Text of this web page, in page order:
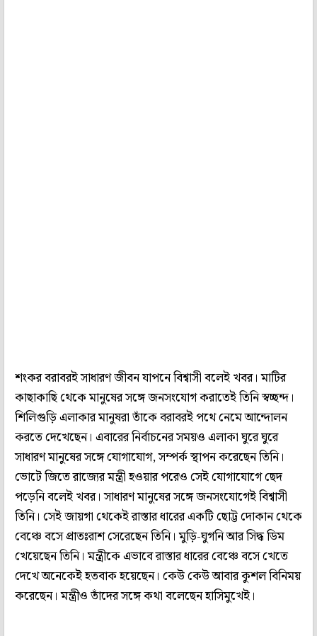
শংকর বরাবরই সাধারণ জীবন যাপনে বিশ্বাসী বলেই খবর। মাটির
কাছাকাছি থেকে মানুষের সঙ্গে জনসংযোগ করাতেই তিনি স্বচ্ছন্দ।
শিলিগুড়ি এলাকার মানুষরা তাঁকে বরাবরই পথে নেমে আন্দোলন
করতে দেখেছেন। এবারের নির্বাচনের সময়ও এলাকা ঘুরে ঘুরে
সাধারণ মানুষের সঙ্গে যোগাযোগ, সম্পর্ক স্থাপন করেছেন তিনি।
ভোটে জিতে রাজ্যের মন্ত্রী হওয়ার পরেও সেই যোগাযোগে ছেদ
পড়েনি বলেই খবর। সাধারণ মানুষের সঙ্গে জনসংযোগেই বিশ্বাসী
তিনি। সেই জায়গা থেকেই রাস্তার ধারের একটি ছোট্ট দোকান থেকে
বেঞ্চে বসে প্রাতঃরাশ সেরেছেন তিনি। মুড়ি-ঘুগনি আর সিদ্ধ ডিম
খেয়েছেন তিনি। মন্ত্রীকে এভাবে রাস্তার ধারের বেঞ্চে বসে খেতে
দেখে অনেকেই হতবাক হয়েছেন। কেউ কেউ আবার কুশল বিনিময়
করেছেন। মন্ত্রীও তাঁদের সঙ্গে কথা বলেছেন হাসিমুখেই।